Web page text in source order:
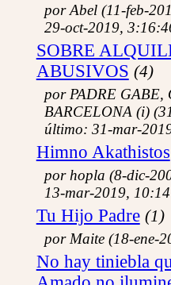
Intenciones de
Intenciones del
Documentación
Publicaciones
Santoral
Biblioteca
Catequesis del Papa
Los Cursos de ETF
Padres de la Iglesia
Padres en el Oficio
Brújula
Arte
Galería de Arte
Exposiciones
Música!
Actualidad
Noticias
Una imagen....
Boletines de ETF
por Abel (11-feb-
29-oct-2019,
SOBRE
ABUSIVOS (4)
por PADRE GABE,
BARCELONA (i)
último: 31-mar-
Himno Akathistos
por hopla (8-dic-
13-mar-2019,
Tu Hijo Padre (1)
por Maite (18-ene-
No hay tiniebla